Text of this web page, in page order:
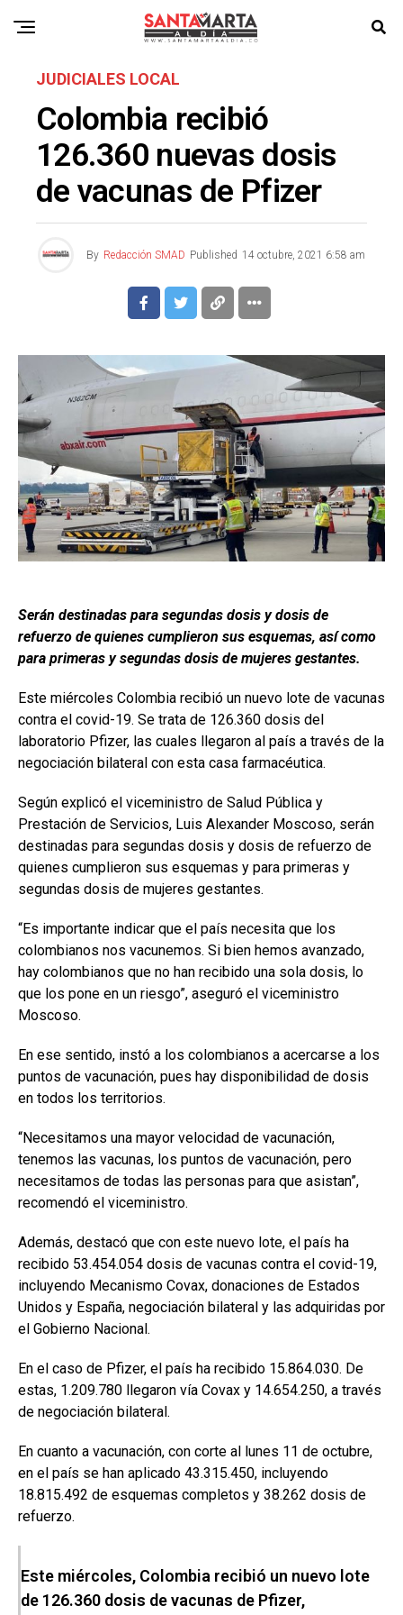
JUDICIALES LOCAL
Colombia recibió
126.360 nuevas dosis
de vacunas de Pfizer
By Redacción SMAD Published 14 octubre, 2021 6:58 am
Serán destinadas para segundas dosis y dosis de
refuerzo de quienes cumplieron sus esquemas, así como
para primeras y segundas dosis de mujeres gestantes.
Este miércoles Colombia recibió un nuevo lote de vacunas
contra el covid-19. Se trata de 126.360 dosis del
laboratorio Pfizer, las cuales llegaron al país a través de la
negociación bilateral con esta casa farmacéutica.
Según explicó el viceministro de Salud Pública y
Prestación de Servicios, Luis Alexander Moscoso, serán
destinadas para segundas dosis y dosis de refuerzo de
quienes cumplieron sus esquemas y para primeras y
segundas dosis de mujeres gestantes.
“Es importante indicar que el país necesita que los
colombianos nos vacunemos. Si bien hemos avanzado,
hay colombianos que no han recibido una sola dosis, lo
que los pone en un riesgo”, aseguró el viceministro
Moscoso.
En ese sentido, instó a los colombianos a acercarse a los
puntos de vacunación, pues hay disponibilidad de dosis
en todos los territorios.
“Necesitamos una mayor velocidad de vacunación,
tenemos las vacunas, los puntos de vacunación, pero
necesitamos de todas las personas para que asistan”,
recomendó el viceministro.
Además, destacó que con este nuevo lote, el país ha
recibido 53.454.054 dosis de vacunas contra el covid-19,
incluyendo Mecanismo Covax, donaciones de Estados
Unidos y España, negociación bilateral y las adquiridas por
el Gobierno Nacional.
En el caso de Pfizer, el país ha recibido 15.864.030. De
estas, 1.209.780 llegaron vía Covax y 14.654.250, a través
de negociación bilateral.
En cuanto a vacunación, con corte al lunes 11 de octubre,
en el país se han aplicado 43.315.450, incluyendo
18.815.492 de esquemas completos y 38.262 dosis de
refuerzo.
Este miércoles, Colombia recibió un nuevo lote
de 126.360 dosis de vacunas de Pfizer,